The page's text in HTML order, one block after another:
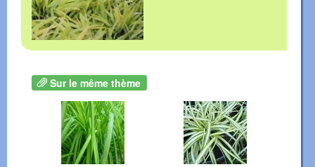
Sur le même thème